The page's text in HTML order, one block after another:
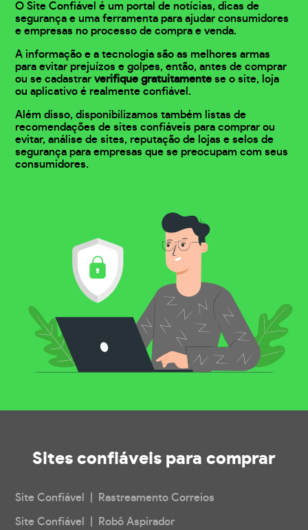
O Site Confiável é um portal de notícias, dicas de
segurança e uma ferramenta para ajudar consumidores
e empresas no processo de compra e venda.
A informação e a tecnologia são as melhores armas
para evitar prejuízos e golpes, então, antes de comprar
ou se cadastrarverifique gratuitamente se o site, loja
ou aplicativo é realmente confiável.
Além disso, disponibilizamos também listas de
recomendações de sites confiáveis para comprar ou
evitar, análise de sites, reputação de lojas e selos de
segurança para empresas que se preocupam com seus
consumidores.
Sites confiáveis para comprar
Site Confiável | Rastreamento Correios
Site Confiável | Robô Aspirador